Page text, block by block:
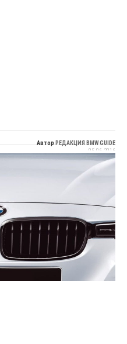
АвторРЕДАКЦИЯ BMW GUIDE
05.06.2016